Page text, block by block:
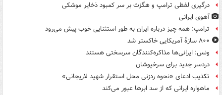
درگیری لفظی ترامپ و هگزث بر سر کمبود ذخایر موشکی
آهوی ایرانی
ترامپ: همه چیز درباره ایران به طور استثنایی خوب پیش می‌رود
۸۰۰ سازۀ آمریکایی خاکستر شد
ونس: ایرانی‌ها مذاکره‌کنندگان سرسختی هستند
دردسر جدید برای سرخپوشان
تکذیب ادعای «نحوه ردزنی محل استقرار شهید لاریجانی»
ماهواره ایرانی که از سد ابرها عبور می‌کند